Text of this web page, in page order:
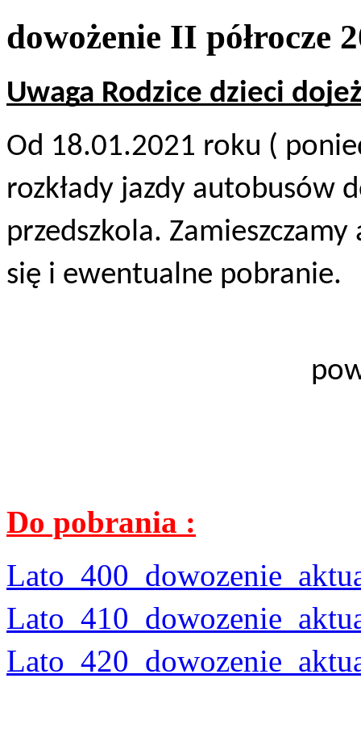
dowożenie II półrocze
Uwaga Rodzice dzieci
Od 18.01.2021 roku (
rozkłady jazdy autobusów
przedszkola.
się i ewentualne pobranie.
Do pobrania :